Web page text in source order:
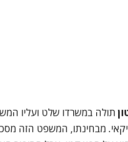
תולה במשרדו שלט ועליו
מבחינתו, המשפט הזה